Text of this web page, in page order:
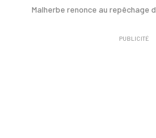
Malherbe renonce au repêchage
PUBLICITÉ